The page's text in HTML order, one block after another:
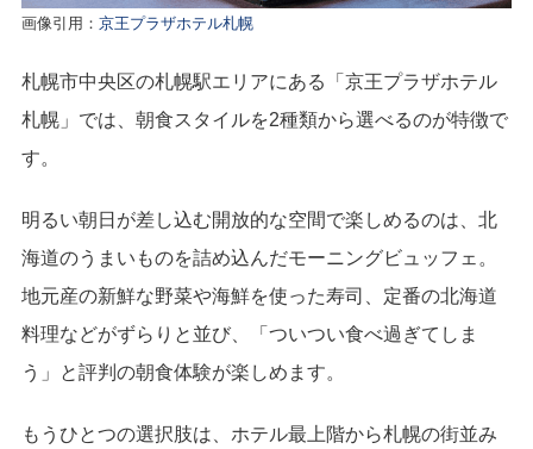
画像引用： 京王プラザホテル札幌
札幌市中央区の札幌駅エリアにある「京王プラザホテル
札幌」では、朝食スタイルを2種類から選べるのが特徴で
す。
明るい朝日が差し込む開放的な空間で楽しめるのは、北
海道のうまいものを詰め込んだモーニングビュッフェ。
地元産の新鮮な野菜や海鮮を使った寿司、定番の北海道
料理などがずらりと並び、「ついつい食べ過ぎてしま
う」と評判の朝食体験が楽しめます。
もうひとつの選択肢は、ホテル最上階から札幌の街並み